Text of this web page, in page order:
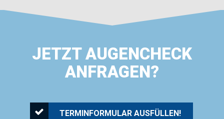
JETZT AUGENCHECK
ANFRAGEN?
TERMINFORMULAR AUSFÜLLEN!